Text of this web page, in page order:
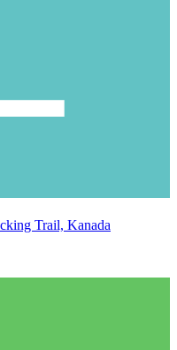
Trail, Kanada